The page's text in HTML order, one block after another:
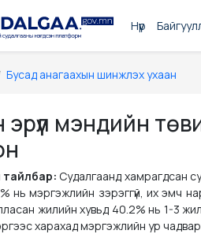
Нүүр
Бусад анагаахын шинжлэх ухаан
мэндийн
Судалгаанд хамрагдсан
нь мэргэжлийн зэрэггүй, их
жилийн хувьд 40.2% нь 1-3
харахад мэргэжлийн ур